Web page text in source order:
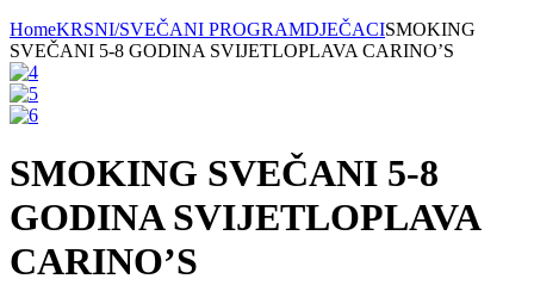
HomeKRSNI/SVEČANI PROGRAMDJEČACISMOKING
SVEČANI 5-8 GODINA SVIJETLOPLAVA CARINO’S
SMOKING SVEČANI 5-8
GODINA SVIJETLOPLAVA
CARINO’S